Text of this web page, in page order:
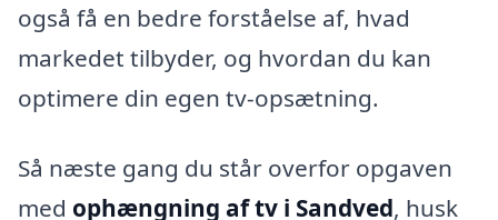
også få en bedre forståelse af, hvad
markedet tilbyder, og hvordan du kan
optimere din egen tv-opsætning.
Så næste gang du står overfor opgaven
med ophængning af tv i Sandved, husk